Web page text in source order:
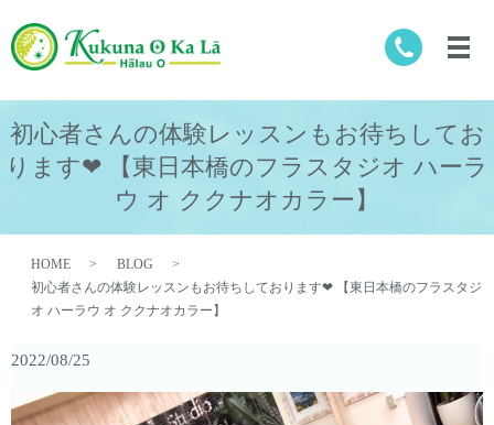
初心者さんの体験レッスンもお待ちしてお
ります❤︎ 【東日本橋のフラスタジオ ハーラ
ウ オ ククナオカラー】
HOME
BLOG
初心者さんの体験レッスンもお待ちしております❤︎ 【東日本橋のフラスタジ
オ ハーラウ オ ククナオカラー】
2022/08/25